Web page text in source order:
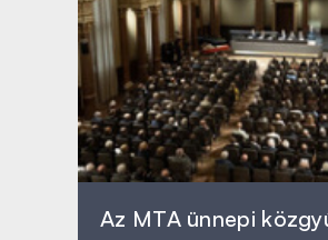
Az MTA ünnepi